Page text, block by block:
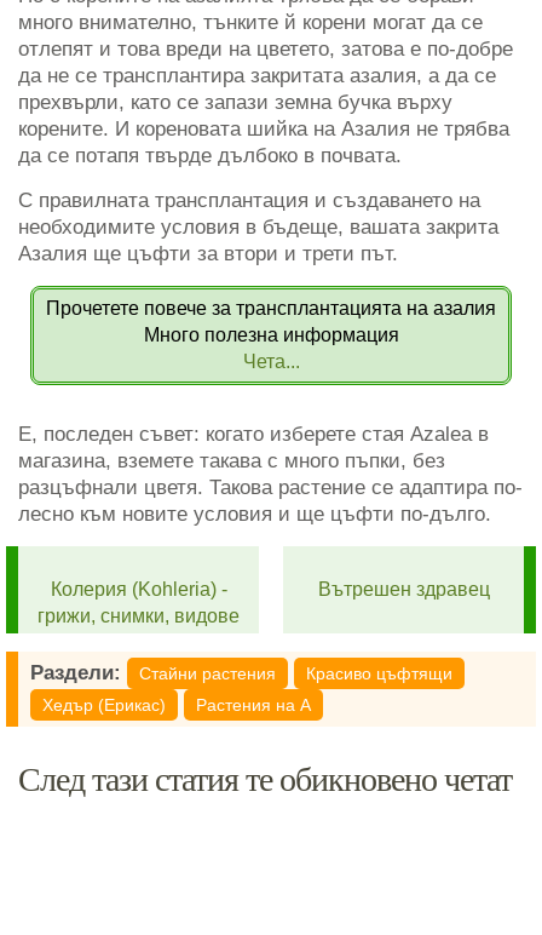
много внимателно, тънките й корени могат да се
отлепят и това вреди на цветето, затова е по-добре
да не се трансплантира закритата азалия, а да се
прехвърли, като се запази земна бучка върху
корените. И кореновата шийка на Азалия не трябва
да се потапя твърде дълбоко в почвата.
С правилната трансплантация и създаването на
необходимите условия в бъдеще, вашата закрита
Азалия ще цъфти за втори и трети път.
Прочетете повече за трансплантацията на азалия
Много полезна информация
Чета...
Е, последен съвет: когато изберете стая Azalea в
магазина, вземете такава с много пъпки, без
разцъфнали цветя. Такова растение се адаптира по-
лесно към новите условия и ще цъфти по-дълго.
Колерия (Kohleria) -
грижи, снимки, видове
Вътрешен здравец
Раздели: Стайни растения
Красиво цъфтящи
Хедър (Ерикас)
Растения на А
След тази статия те обикновено четат